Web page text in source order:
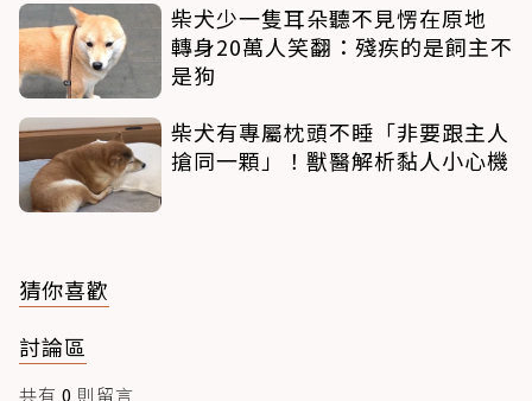
柴犬少一隻耳朵聽不見愣在原地
轉身20萬人笑翻：殘疾的是飼主不
是狗
柴犬有專屬枕頭不睡「非要跟主人
搶同一顆」！獸醫解析黏人小心機
猜你喜歡
討論區
共有 0 則留言